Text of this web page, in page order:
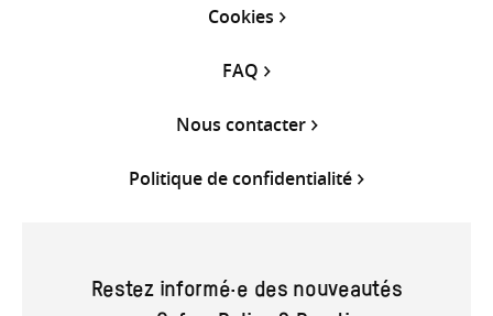
Cookies
FAQ
Nous contacter
Politique de confidentialité
Restez informé·e des nouveautés